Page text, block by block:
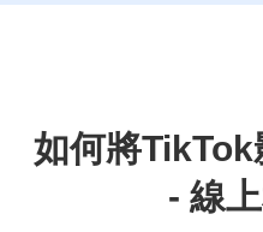
如何將
- 線